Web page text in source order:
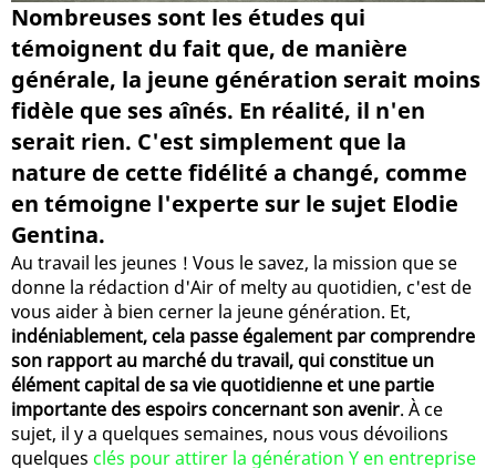
Nombreuses sont les études qui
témoignent du fait que, de manière
générale, la jeune génération serait moins
fidèle que ses aînés. En réalité, il n'en
serait rien. C'est simplement que la
nature de cette fidélité a changé, comme
en témoigne l'experte sur le sujet Elodie
Gentina.
Au travail les jeunes ! Vous le savez, la mission que se
donne la rédaction d'Air of melty au quotidien, c'est de
vous aider à bien cerner la jeune génération. Et,
indéniablement, cela passe également par comprendre
son rapport au marché du travail, qui constitue un
élément capital de sa vie quotidienne et une partie
importante des espoirs concernant son avenir. À ce
sujet, il y a quelques semaines, nous vous dévoilions
quelques clés pour attirer la génération Y en entreprise